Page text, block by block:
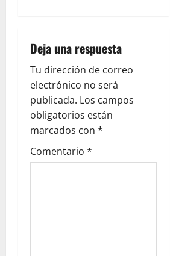
i
g
a
t
i
o
Deja una respuesta
Tu dirección de correo
electrónico no será
publicada. Los campos
obligatorios están
marcados con *
Comentario *